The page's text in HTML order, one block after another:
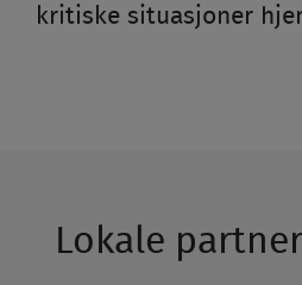
kritiske situasjoner
Lokale